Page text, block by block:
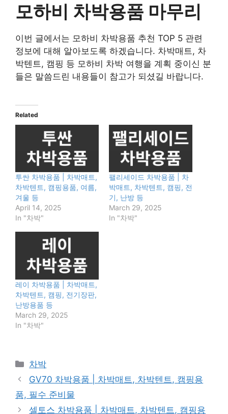
모하비 차박용품 마무리
이번 글에서는 모하비 차박용품 추천 TOP 5 관련
정보에 대해 알아보도록 하겠습니다. 차박매트, 차
박텐트, 캠핑 등 모하비 차박 여행을 계획 중이신 분
들은 말씀드린 내용들이 참고가 되셨길 바랍니다.
Related
투싼 차박용품 | 차박매트,
차박텐트, 캠핑용품, 여름,
겨울 등
April 14, 2025
In "차박"
팰리세이드 차박용품 | 차
박매트, 차박텐트, 캠핑, 전
기, 난방 등
March 29, 2025
In "차박"
레이 차박용품 | 차박매트,
차박텐트, 캠핑, 전기장판,
난방용품 등
March 29, 2025
In "차박"
Categories
차박
GV70 차박용품 | 차박매트, 차박텐트, 캠핑용
품, 필수 준비물
셀토스 차박용품 | 차박매트, 차박텐트, 캠핑용